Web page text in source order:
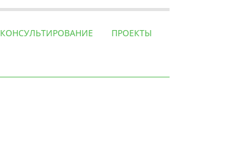
КОНСУЛЬТИРОВАНИЕ
ПРОЕКТЫ